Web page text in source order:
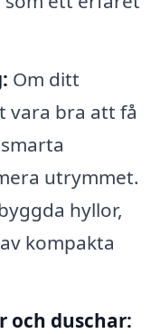
Om ditt
vara bra att få
utrymmet.
hyllor,
kompakta
och duschar: